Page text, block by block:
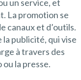
un service, et
La promotion se
canaux et d’outils.
publicité, qui vise
à travers des
ou la presse.